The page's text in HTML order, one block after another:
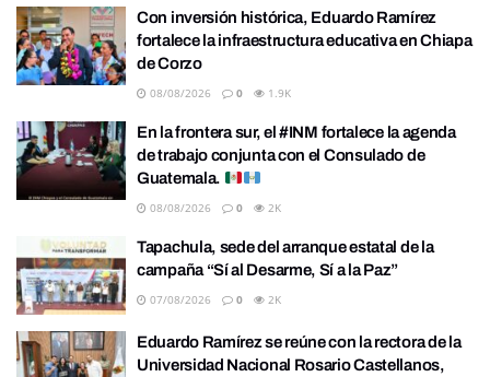
Con inversión histórica, Eduardo Ramírez
fortalece la infraestructura educativa en Chiapa
de Corzo
08/08/2026 0 1.9K
En la frontera sur, el #INM fortalece la agenda
de trabajo conjunta con el Consulado de
Guatemala.
08/08/2026 0 2K
Tapachula, sede del arranque estatal de la
campaña “Sí al Desarme, Sí a la Paz”
07/08/2026 0 2K
Eduardo Ramírez se reúne con la rectora de la
Universidad Nacional Rosario Castellanos,